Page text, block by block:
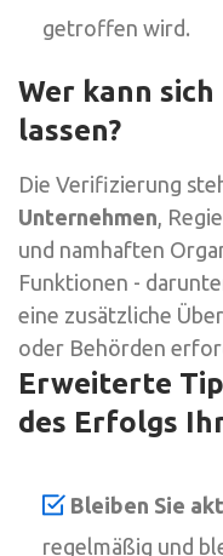
getroffen wird.
Wer kann
lassen?
Die Verifizierung
Unternehmen ,
und namhaften
Funktionen -
eine zusätzliche
oder Behörden
Erweiterte
des Erfolgs
Bleiben Sie
regelmäßig und